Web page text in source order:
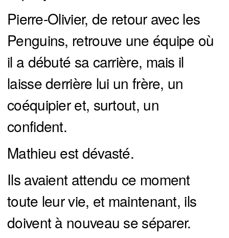
Pierre-Olivier, de retour avec les
Penguins, retrouve une équipe où
il a débuté sa carrière, mais il
laisse derrière lui un frère, un
coéquipier et, surtout, un
confident.
Mathieu est dévasté.
Ils avaient attendu ce moment
toute leur vie, et maintenant, ils
doivent à nouveau se séparer.